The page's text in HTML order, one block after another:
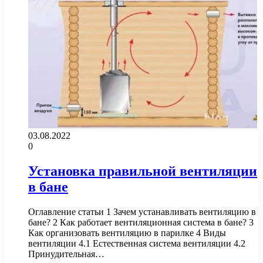
03.08.2022
0
Установка правильной вентиляции
в бане
Оглавление статьи 1 Зачем устанавливать вентиляцию в
бане? 2 Как работает вентиляционная система в бане? 3
Как организовать вентиляцию в парилке 4 Виды
вентиляции 4.1 Естественная система вентиляции 4.2
Принудительная…